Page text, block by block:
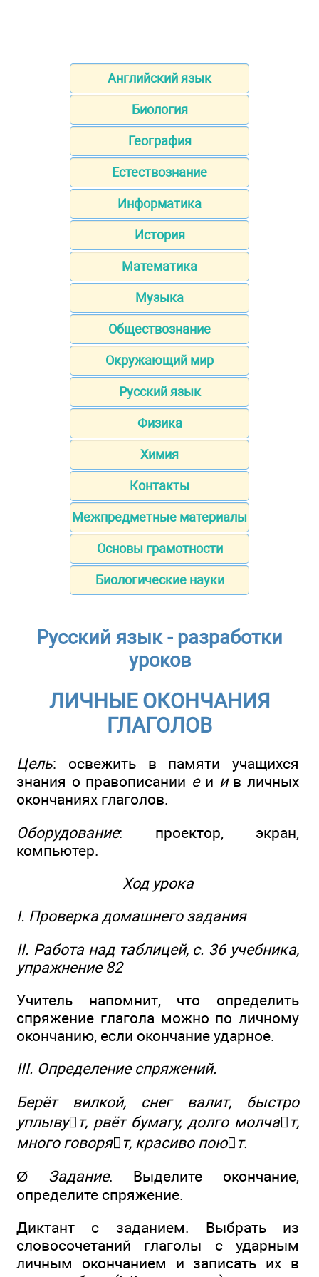
Английский язык
Биология
География
Естествознание
Информатика
История
Математика
Музыка
Обществознание
Окружающий мир
Русский язык
Физика
Химия
Контакты
Межпредметные материалы
Основы грамотности
Биологические науки
Русский язык - разработки
уроков
ЛИЧНЫЕ ОКОНЧАНИЯ
ГЛАГОЛОВ
Цель: освежить в памяти учащихся
знания о правописании еи ив личных
окончаниях глаголов.
Оборудование: проектор, экран,
компьютер.
Ход урока
I. Проверка домашнего задания
II. Работа над таблицей, с. 36 учебника,
упражнение 82
Учитель напомнит, что определить
спряжение глагола можно по личному
окончанию, если окончание ударное.
III. Определение спряжений.
Берёт вилкой, снег валит, быстро
уплывут, рвёт бумагу, долго молчат,
много говорят, красиво поют.
Ø Задание. Выделите окончание,
определите спряжение.
Диктант с заданием. Выбрать из
словосочетаний глаголы с ударным
личным окончанием и записать их в